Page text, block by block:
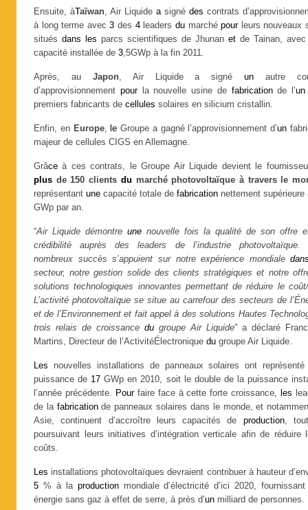
Ensuite, àTaïwan, Air Liquide asigné des contrats
à long terme avec3 des 4leaders dumarchépourleurs nouveaux
situés dans les parcs scientifiques de Jhunan et de Tainan,
capacité installée de 3,5GWp à la fin 2011.
Après, au Japon, Air Liquide a signéun autre
d’approvisionnement pourla nouvelle usine de fabricationde l’un
premiers fabricants de cellules solaires en silicium cristallin.
Enfin, en Europe, le Groupe a gagné l’approvisionnement d’un
majeur de cellules CIGS en Allemagne.
Grâce à ces contrats, le Groupe Air Liquide devient le
plus de 150 clients du marché photovoltaïque à travers le
représentant une capacité totale de fabrication nettement
GWp par an.
“Air Liquide démontre une nouvelle fois la qualité de son offre
crédibilité auprès des leaders de l’industrie photovoltaïque.
nombreux succès s’appuient sur notre expérience mondiale
secteur, notre gestion solide des clients stratégiques et notre
solutions technologiques innovantes permettant de réduire le
L’activité photovoltaïque se situe au carrefour des secteurs de
et de l’Environnement et fait appel à des solutions Hautes
trois relais de croissance du groupe Air Liquide” a déclaré
Martins, Directeur de l’ActivitéÉlectronique du groupe Air Liquide.
Les nouvelles installations de panneaux solaires ont
puissance de 17 GWp en 2010, soit le double de la puissance
l’année précédente. Pourfaire face à cette forte croissance, les
de la fabricationde panneaux solaires dans le monde, et
Asie, continuent d’accroître leurs capacités de production,
poursuivant leurs initiatives d’intégration verticale afin de réduire
coûts.
Les installations photovoltaïques devraient contribuer à hauteur
5 % à la productionmondiale d’électricité d’ici 2020,
énergie sans gaz à effet de serre, à près d’un milliard de personnes.